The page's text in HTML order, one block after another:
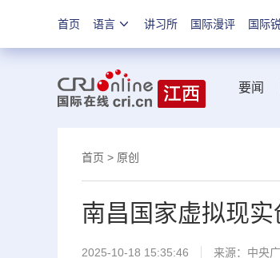
首页 语言 讲习所 国际漫评 国际
要闻
首页 > 原创
南昌国家虚拟现实
2025-10-18 15:35:46 来源：中央